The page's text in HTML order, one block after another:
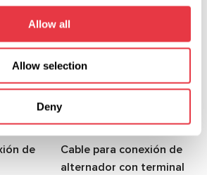
Allow all
Allow selection
Deny
de
MS-33020 (20A)
Cable para conexión de
alternador con terminal